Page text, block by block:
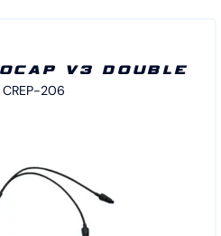
V3 DOUBLE
CREP-206